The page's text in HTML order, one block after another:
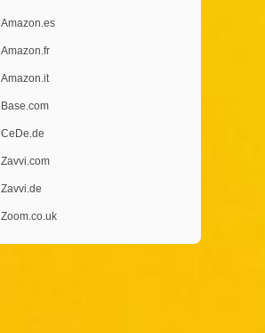
Amazon.es
Amazon.fr
Amazon.it
Base.com
CeDe.de
Zavvi.com
Zavvi.de
Zoom.co.uk